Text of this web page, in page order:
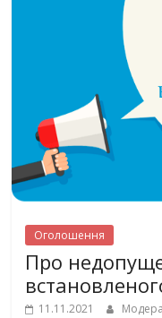
Оголошення
Про
11.11.2021